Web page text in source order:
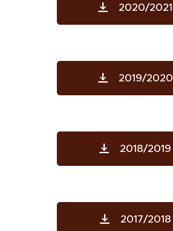
2020/2021
2019/2020
2018/2019
2017/2018